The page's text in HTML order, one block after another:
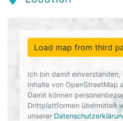
Load map from third
Ich bin damit einverstanden,
Inhalte von OpenStreetMap
Damit können
Drittplattformen übermittelt
unserer